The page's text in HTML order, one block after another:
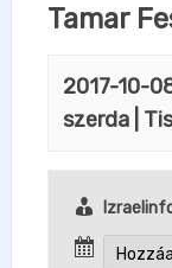
Tamar
2017-10-
szerda |